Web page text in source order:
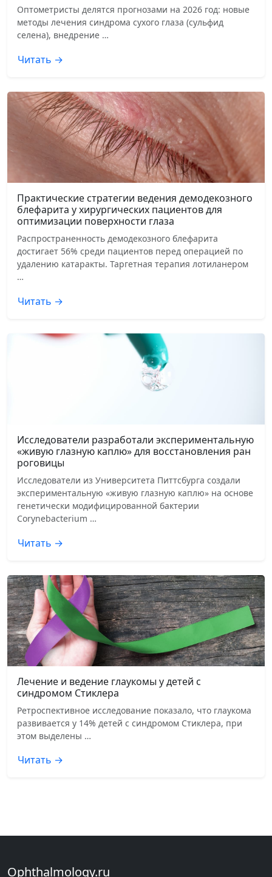
Оптометристы делятся прогнозами на 2026 год: новые
методы лечения синдрома сухого глаза (сульфид
селена), внедрение …
Читать →
Практические стратегии ведения демодекозного
блефарита у хирургических пациентов для
оптимизации поверхности глаза
Распространенность демодекозного блефарита
достигает 56% среди пациентов перед операцией по
удалению катаракты. Таргетная терапия лотиланером
…
Читать →
Исследователи разработали экспериментальную
«живую глазную каплю» для восстановления ран
роговицы
Исследователи из Университета Питтсбурга создали
экспериментальную «живую глазную каплю» на основе
генетически модифицированной бактерии
Corynebacterium …
Читать →
Лечение и ведение глаукомы у детей с
синдромом Стиклера
Ретроспективное исследование показало, что глаукома
развивается у 14% детей с синдромом Стиклера, при
этом выделены …
Читать →
Ophthalmology.ru